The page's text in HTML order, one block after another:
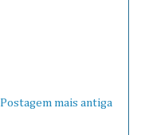
Postagem mais antiga